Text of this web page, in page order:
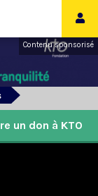
Contenu sponsorisé
un don à KTO